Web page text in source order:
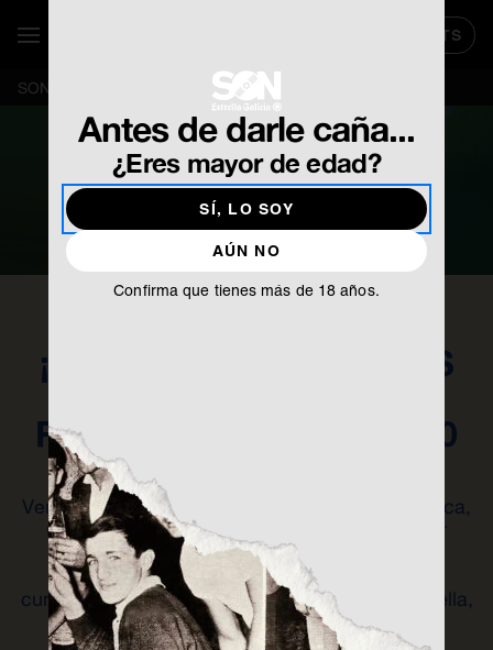
Antes de darle caña...
¿Eres mayor de edad?
SÍ, LO SOY
AÚN NO
Confirma que tienes más de 18 años.
Mostrar / Ocultar Navegación TICKETS
SE
Festival Posidonia
SON Festival Posidonia
VER VÍDEO
¡EL FESTIVAL PARA LOS
FESTIVALES CUMPLE 10
Ven a disfrutar durante tres días de una isla única,
un cartel secreto, gastronomía local, el mejor
propósito y por supuesto, la mejor cerveza.
Además, este año estamos de celebración,
cumplimos 10 años pisando fuerte sin dejar huella,
solo nos faltas tu.